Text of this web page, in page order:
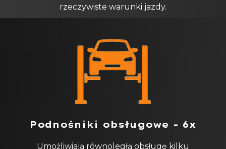
rzeczywiste warunki jazdy.
Podnośniki obsługowe - 6x
Umożliwiają równoległą obsługę kilku